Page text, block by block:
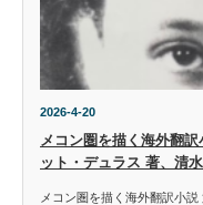
2026-4-20
メコン圏を描く海外翻
ット・デュラス 著、清水
メコン圏を描く海外翻訳小